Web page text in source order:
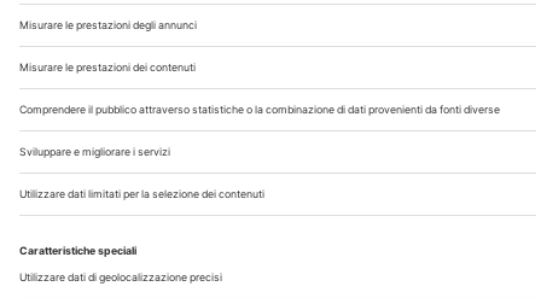
Chi Siamo
Contatti
Note Legali
Privacy
©2026 Edra S.p.a | www.edraspa.it | P.iva 08056040960